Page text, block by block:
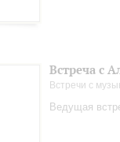
Встреча с
Встречи с
Ведущая